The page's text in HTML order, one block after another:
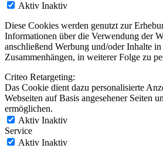
Aktiv Inaktiv
Diese Cookies werden genutzt zur
Informationen über die Verwendung der
anschließend Werbung und/oder Inhalte in
Zusammenhängen, in weiterer Folge zu
Criteo Retargeting:
Das Cookie dient dazu personalisierte
Webseiten auf Basis angesehener Seiten
ermöglichen.
Aktiv Inaktiv
Service
Aktiv Inaktiv